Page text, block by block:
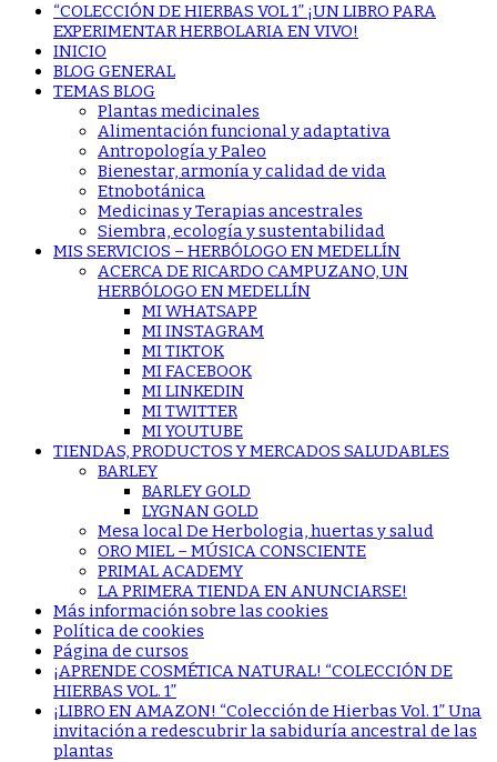
“COLECCIÓN DE HIERBAS VOL 1” ¡UN LIBRO PARA
EXPERIMENTAR HERBOLARIA EN VIVO!
INICIO
BLOG GENERAL
TEMAS BLOG
Plantas medicinales
Alimentación funcional y adaptativa
Antropología y Paleo
Bienestar, armonía y calidad de vida
Etnobotánica
Medicinas y Terapias ancestrales
Siembra, ecología y sustentabilidad
MIS SERVICIOS – HERBÓLOGO EN MEDELLÍN
ACERCA DE RICARDO CAMPUZANO, UN
HERBÓLOGO EN MEDELLÍN
MI WHATSAPP
MI INSTAGRAM
MI TIKTOK
MI FACEBOOK
MI LINKEDIN
MI TWITTER
MI YOUTUBE
TIENDAS, PRODUCTOS Y MERCADOS SALUDABLES
BARLEY
BARLEY GOLD
LYGNAN GOLD
Mesa local De Herbologia, huertas y salud
ORO MIEL – MÚSICA CONSCIENTE
PRIMAL ACADEMY
LA PRIMERA TIENDA EN ANUNCIARSE!
Más información sobre las cookies
Política de cookies
Página de cursos
¡APRENDE COSMÉTICA NATURAL! “COLECCIÓN DE
HIERBAS VOL. 1”
¡LIBRO EN AMAZON! “Colección de Hierbas Vol. 1” Una
invitación a redescubrir la sabiduría ancestral de las
plantas